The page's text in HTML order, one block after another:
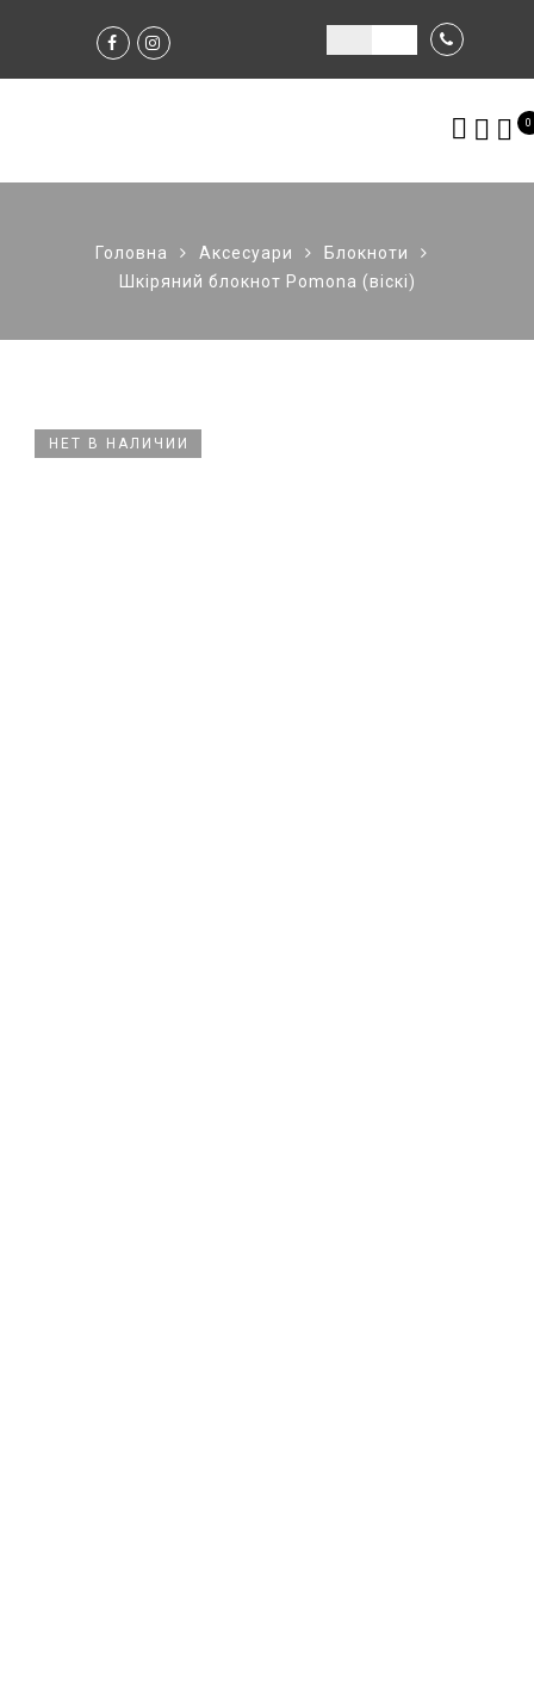
0
Головна Аксесуари
Блокноти
Шкіряний блокнот Pomona (віскі)
НЕТ В НАЛИЧИИ